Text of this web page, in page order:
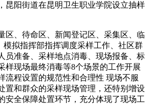
昆阳街道在昆明卫生职业学院设立抽样
区、待命区、新闻登记区、采集区、临
模拟指挥部指挥调度采样工作、社区群
员准备、采样地点消毒、现场报备、标
样现场最终消毒等8个场景的工作开展
流程设置的规范性和合理性 现场不服
置和群众的采样现场管理，还特别增设
安全保障处置环节，充分体现了现场工